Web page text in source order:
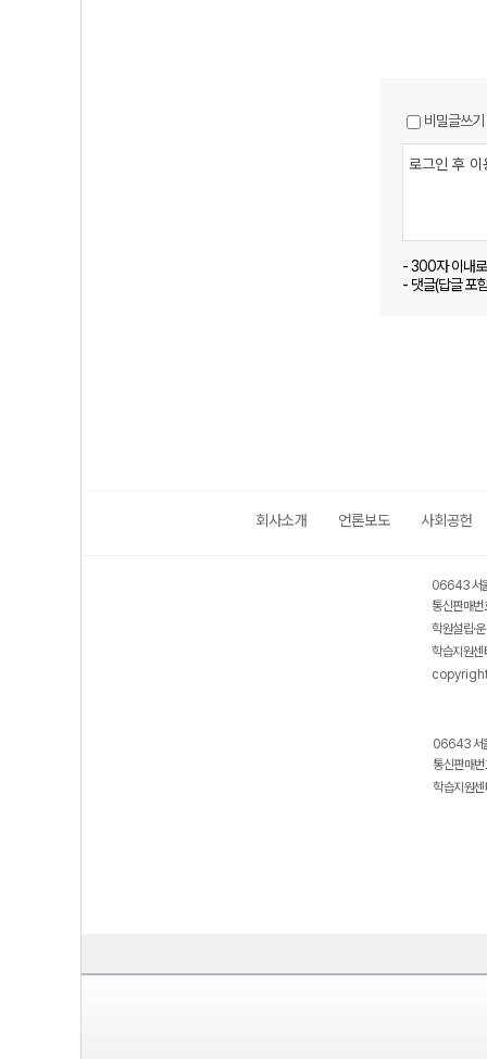
비밀글쓰기
- 300자 이내
- 댓글(답글 포
회사소개 언론보도 사회공헌
06643 서
통신판매
학원설립·
학습지원
06643 서
통신판매
학습지원